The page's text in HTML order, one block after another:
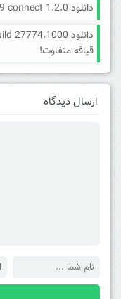
دانلود quad9 connect 1.2.0 دی ان اس کواد ناین برای اندروید
قیافه متفاوت!
ارسال دیدگاه